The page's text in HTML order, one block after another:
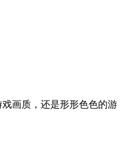
画质，还是形形色色的游